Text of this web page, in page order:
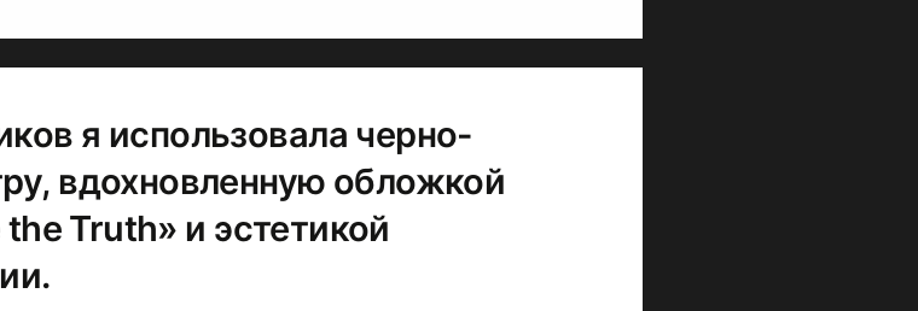
я использовала черно-
вдохновленную обложкой
Truth» и эстетикой